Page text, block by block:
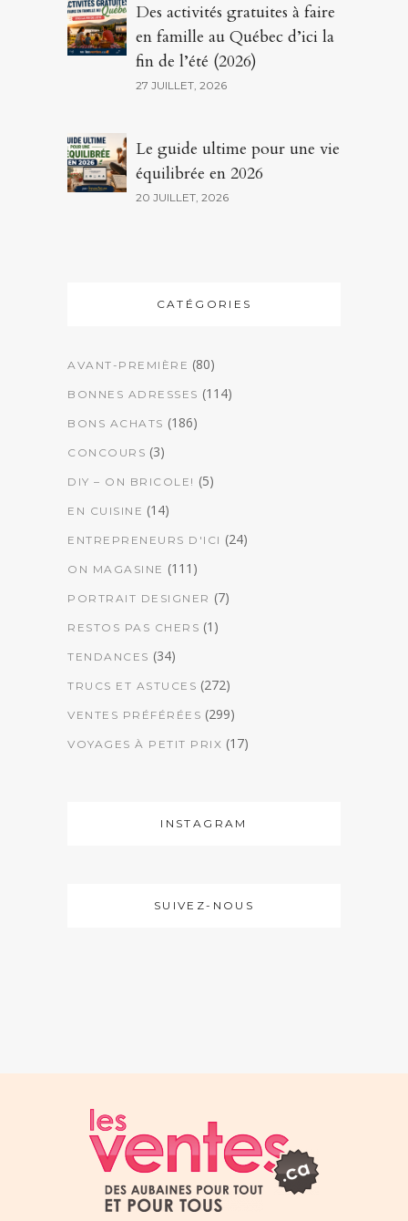
Des activités gratuites à faire
en famille au Québec d’ici la
fin de l’été (2026)
27 JUILLET, 2026
Le guide ultime pour une vie
équilibrée en 2026
20 JUILLET, 2026
CATÉGORIES
AVANT-PREMIÈRE (80)
BONNES ADRESSES (114)
BONS ACHATS (186)
CONCOURS (3)
DIY – ON BRICOLE! (5)
EN CUISINE (14)
ENTREPRENEURS D'ICI (24)
ON MAGASINE (111)
PORTRAIT DESIGNER (7)
RESTOS PAS CHERS (1)
TENDANCES (34)
TRUCS ET ASTUCES (272)
VENTES PRÉFÉRÉES (299)
VOYAGES À PETIT PRIX (17)
INSTAGRAM
SUIVEZ-NOUS